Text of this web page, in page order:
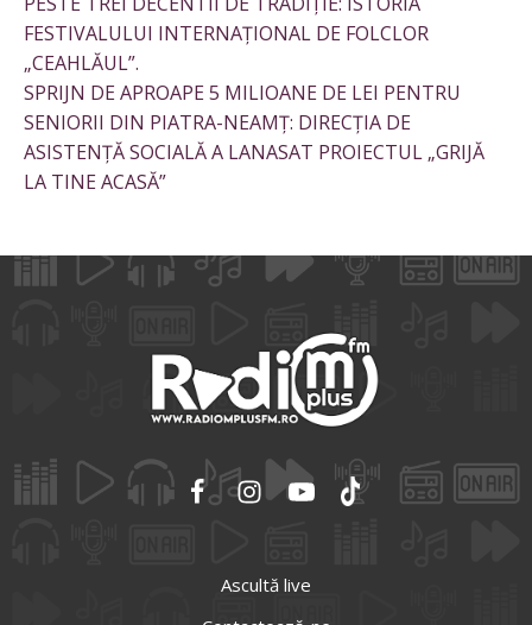
FESTIVALULUI INTERNAȚIONAL DE FOLCLOR
„CEAHLĂUL”.
SPRIJN DE APROAPE 5 MILIOANE DE LEI PENTRU
SENIORII DIN PIATRA-NEAMȚ: DIRECȚIA DE
ASISTENȚĂ SOCIALĂ A LANASAT PROIECTUL „GRIJĂ
LA TINE ACASĂ”
Ascultă live